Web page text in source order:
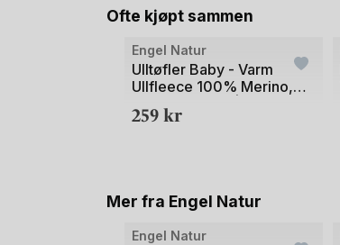
Ofte kjøpt sammen
Engel Natur
Ulltøfler Baby - Varm
Ullfleece 100% Merino,
Ubehandlet Ull | Baby-
Bootees - Onesize (0-12
259kr
Mer fra Engel Natur
Bilde
Engel Natur